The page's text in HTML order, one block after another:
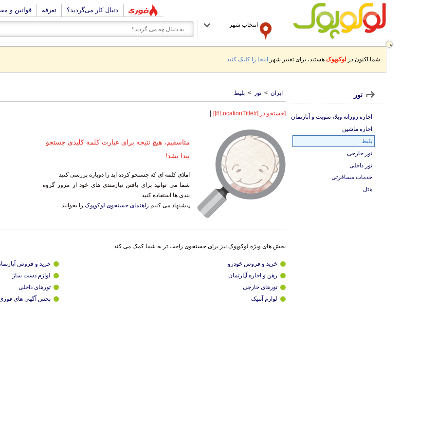
دنبال کار می‌گردید؟ تعرفه قوانین و
انتخاب شهر
شما اکنون در لوکوپوک هستید، برای تغییر شهر اینجا را کلیک کنید.
ایران > تور > بلیط
[جستجو در [#LocationTitle#]] |
متاسفیم، هیچ نتیجه برای عبارت کلمه کلیدی جستجو
پیدا نشد!
املای کلمه ای که جستجو کرده اید را دوباره بررسی کنید
شما می توانید برای یافتن نیازمندی های خود از مرور گروه
بندی ها استفاده کنید
پیشنهاد می کنیم راهنمای جستجوی لوکوپوک را بخوانید
بخش های ویژه لوکوپوک نیز برای جستجوی راحت تر به شما کمک می کند
خرید و فروش خودرو
خرید و فروش
رهن و اجاره آپارتمان
لوازم دست ساز
تورهای خارجی
تورهای داخلی
لوازم آنتیک
بخش آگهی های
تور
اجاره روزانه ویلا، سویت و آپارتمان
اجاره ماشین
بلیط
تور خارجی
تور داخلی
خدمات مسافرتی
هتل